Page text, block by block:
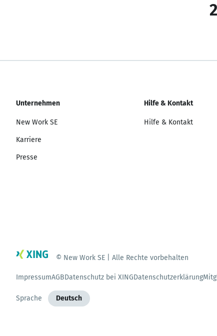
Unternehmen
New Work SE
Karriere
Presse
Hilfe & Kontakt
Hilfe & Kontakt
© New Work SE | Alle Rechte vorbehalten
ImpressumAGBDatenschutz bei XINGDatenschutzerklärung
Sprache Deutsch